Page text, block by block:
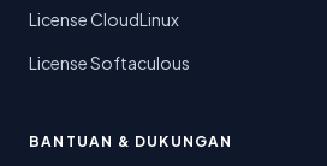
License CloudLinux
License Softaculous
BANTUAN & DUKUNGAN